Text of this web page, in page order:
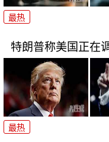
最热
特朗普称美国正在
最热